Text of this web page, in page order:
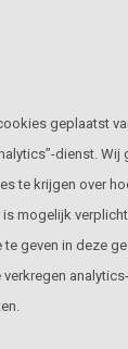
geplaatst
dienst.
te krijgen over
is mogelijk
geven in deze